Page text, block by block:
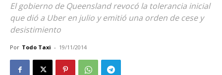
El gobierno de Queensland revocó la tolerancia inicial
que dió a Uber en julio y emitió una orden de cese y
desistimiento
Por Todo Taxi - 19/11/2014